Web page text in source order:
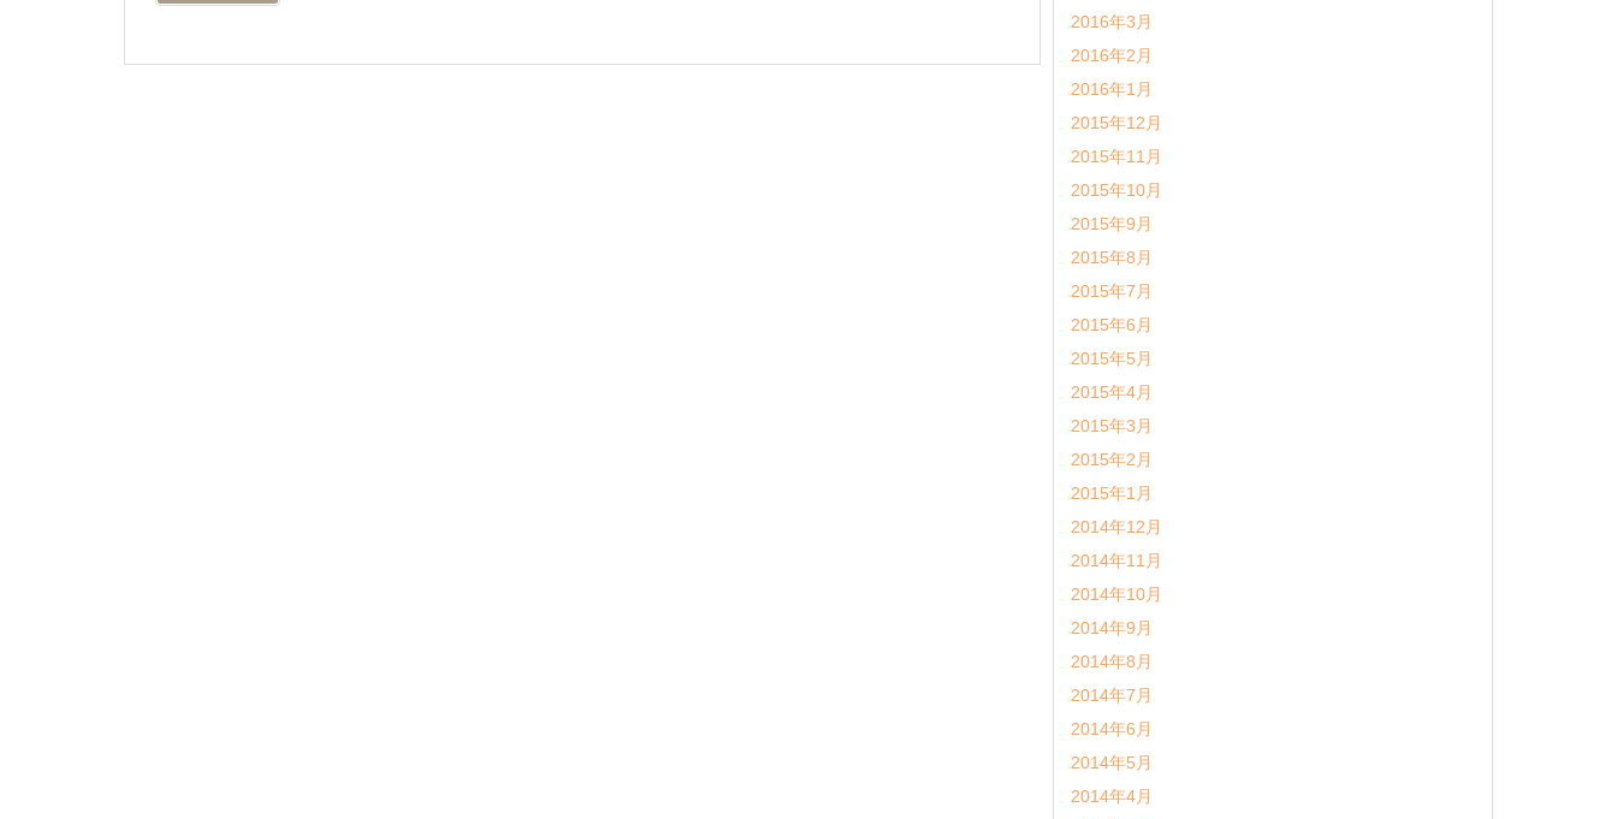
2016年3月
2016年2月
2016年1月
2015年12月
2015年11月
2015年10月
2015年9月
2015年8月
2015年7月
2015年6月
2015年5月
2015年4月
2015年3月
2015年2月
2015年1月
2014年12月
2014年11月
2014年10月
2014年9月
2014年8月
2014年7月
2014年6月
2014年5月
2014年4月